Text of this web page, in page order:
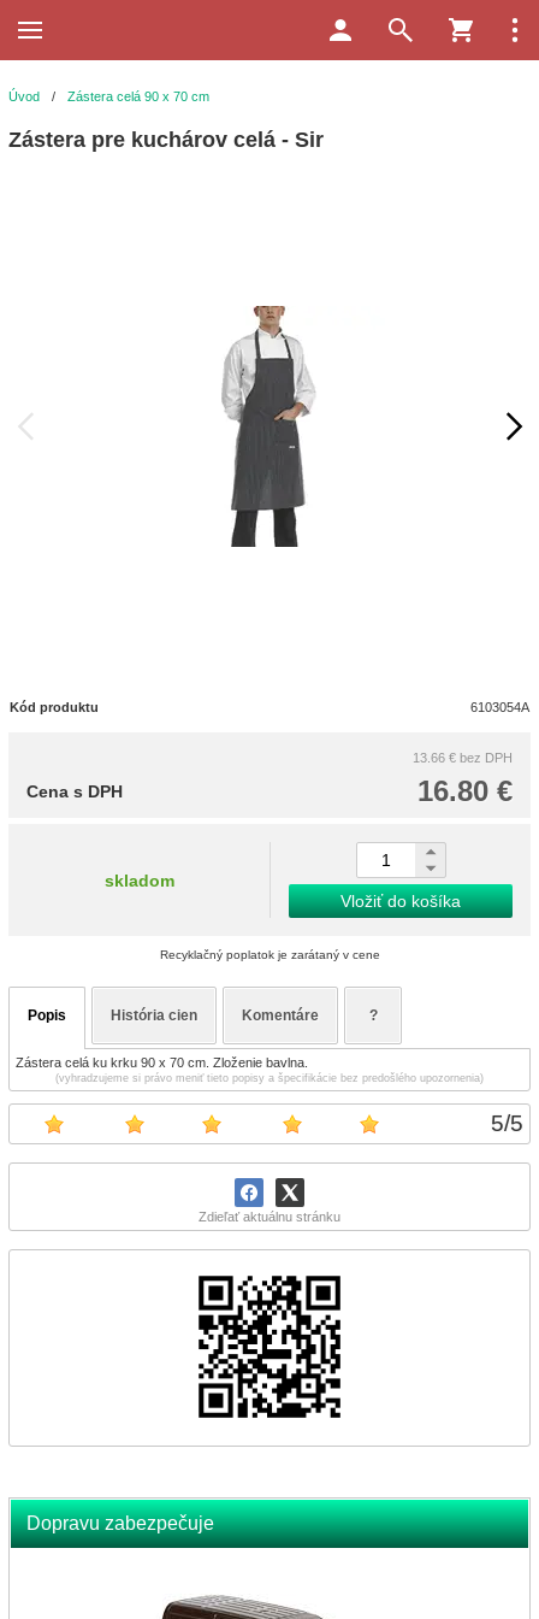
5/5
Zdieľať aktuálnu stránku
Dopravu zabezpečuje
Úvod / Zástera celá 90 x 70 cm
Zástera pre kuchárov celá - Sir
Kód produktu 6103054A
13.66 € bez DPH
16.80 €
Cena s DPH
skladom
Vložiť do košíka
Recyklačný poplatok je zarátaný v cene
Popis História cien Komentáre ?
Zástera celá ku krku 90 x 70 cm. Zloženie bavlna.
(vyhradzujeme si právo meniť tieto popisy a špecifikácie bez predošlého upozornenia)